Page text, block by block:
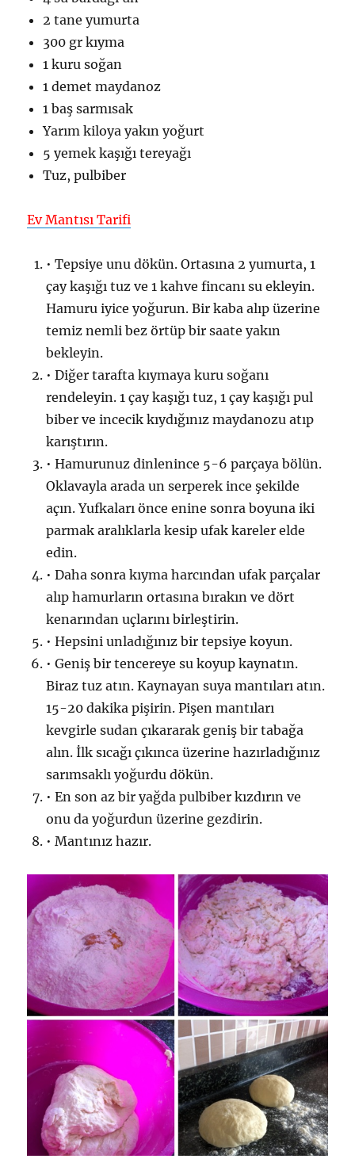
2 tane yumurta
300 gr kıyma
1 kuru soğan
1 demet maydanoz
1 baş sarmısak
Yarım kiloya yakın yoğurt
5 yemek kaşığı tereyağı
Tuz, pulbiber
Ev Mantısı Tarifi
• Tepsiye unu dökün. Ortasına 2 yumurta, 1
çay kaşığı tuz ve 1 kahve fincanı su ekleyin.
Hamuru iyice yoğurun. Bir kaba alıp üzerine
temiz nemli bez örtüp bir saate yakın
bekleyin.
• Diğer tarafta kıymaya kuru soğanı
rendeleyin. 1 çay kaşığı tuz, 1 çay kaşığı pul
biber ve incecik kıydığınız maydanozu atıp
karıştırın.
• Hamurunuz dinlenince 5-6 parçaya bölün.
Oklavayla arada un serperek ince şekilde
açın. Yufkaları önce enine sonra boyuna iki
parmak aralıklarla kesip ufak kareler elde
edin.
• Daha sonra kıyma harcından ufak parçalar
alıp hamurların ortasına bırakın ve dört
kenarından uçlarını birleştirin.
• Hepsini unladığınız bir tepsiye koyun.
• Geniş bir tencereye su koyup kaynatın.
Biraz tuz atın. Kaynayan suya mantıları atın.
15-20 dakika pişirin. Pişen mantıları
kevgirle sudan çıkararak geniş bir tabağa
alın. İlk sıcağı çıkınca üzerine hazırladığınız
sarımsaklı yoğurdu dökün.
• En son az bir yağda pulbiber kızdırın ve
onu da yoğurdun üzerine gezdirin.
• Mantınız hazır.